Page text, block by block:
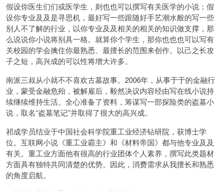
假设你医生们们或医学生，则也也可以撰写有关医学的小说；假
设你专业及及是寻思机，最好写一些跟随好手艺潮水般的写一些
别人不了解的行业，以你专业及及相关的相关的知识做支撑，那
么说说你小说将别具一格。就算你个学生，那你也也也可以写有
关校园的学会擒住你最熟悉、最擅长的范围来创作。以己之长攻
子之短，高兴成的可以性将增大许多。
南派三叔从小就不不喜欢古墓故事。2006年，从事于于的金融行
业，蒙受金融危殆，被解雇后，毅然决议内容经由写在线小说持
续继续维持生活。全心准备了资料，筹谋写一部探险类的盗墓小
说，取名“盗墓笔记”并取得了很大的高兴成。
祁成学员结业于中国社会科学院重工业经济钻研院，获博士学
位。互联网小说《重工业霸主》和《材料帝国》都与他专业及及
有关。重工业方面他有很高的行业团体个人素养，撰写此类题材
方面具有独特共同清楚的优势。因此，消费需求从我擅长和熟悉
的角度启航。